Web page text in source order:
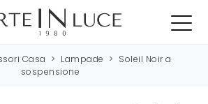
Casa > Lampade > Soleil Noir a
sospensione